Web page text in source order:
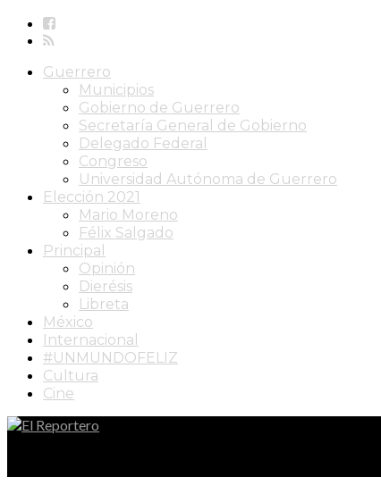
Guerrero
Municipios
Gobierno de Guerrero
Secretaría General de Gobierno
Delegado Federal
Congreso
Universidad Autónoma de Guerrero
Elección 2021
Mario Moreno
Félix Salgado
Principal
Opinión
Dierésis
Libreta
México
Internacional
#UNMUNDOFELIZ
Cultura
Cine